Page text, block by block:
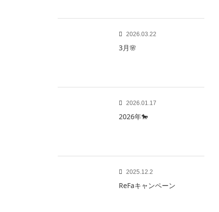
2026.03.22
3月🌸
2026.01.17
2026年🐎
2025.12.2
ReFaキャンペーン